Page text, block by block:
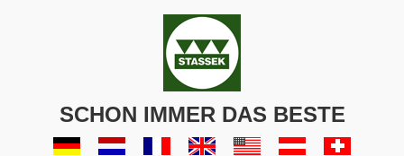
SCHON IMMER DAS BESTE